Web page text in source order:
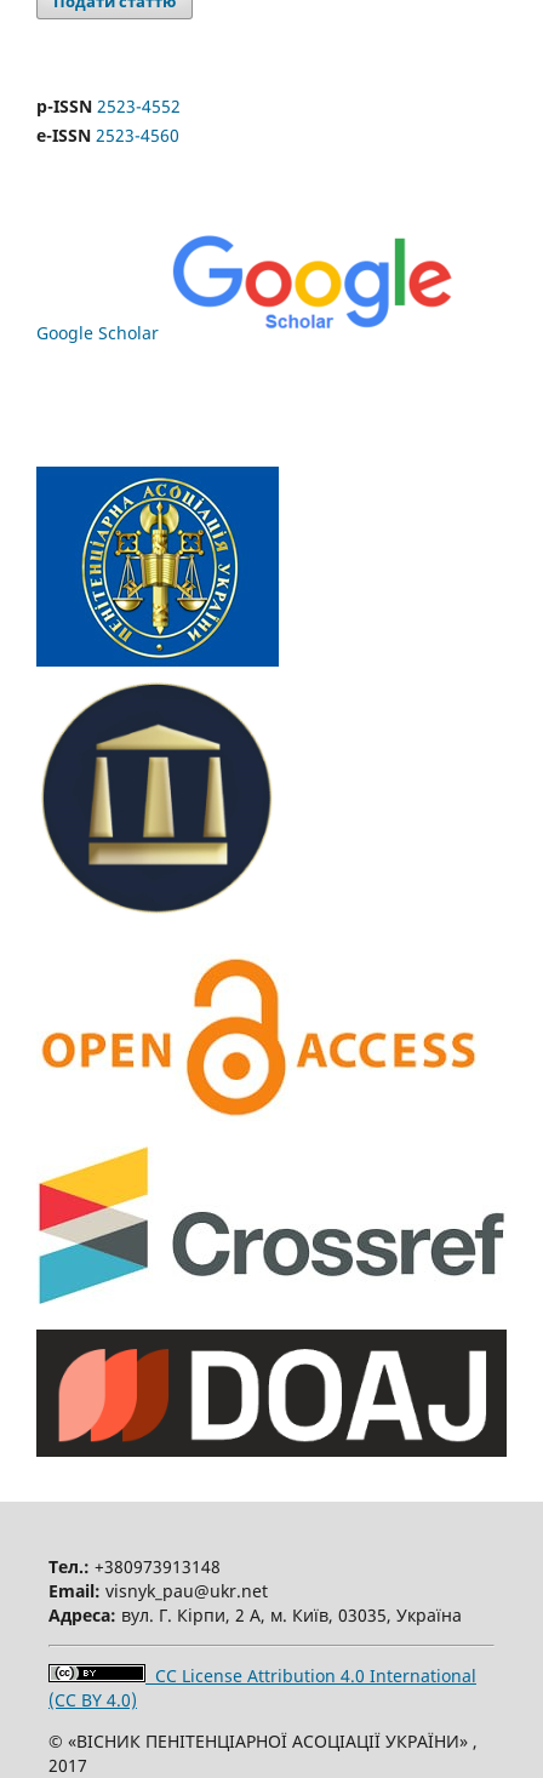
p-ISSN 2523-4552
e-ISSN 2523-4560
Google Scholar
Тел.: +380973913148
Email: visnyk_pau@ukr.net
Адреса: вул. Г. Кірпи, 2 А, м. Київ, 03035, Україна
CC License Attribution 4.0 International
(CC BY 4.0)
© «ВІСНИК ПЕНІТЕНЦІАРНОЇ АСОЦІАЦІЇ УКРАЇНИ» ,
2017